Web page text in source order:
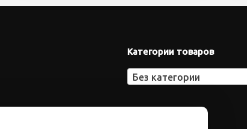
Категории товаров
Без категории